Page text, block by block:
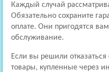
Каждый случай
Обязательно сохраните
оплате. Они пригодятся
обслуживание.
Если вы решили
товары, купленные через